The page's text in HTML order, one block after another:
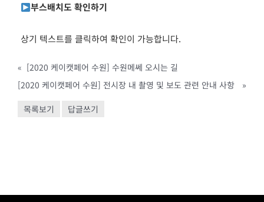
부스배치도 확인하기
상기 텍스트를 클릭하여 확인이 가능합니다.
« [2020 케이캣페어 수원] 수원메쎄 오시는 길
[2020 케이캣페어 수원] 전시장 내 촬영 및 보도 관련 안내 사항
»
목록보기 답글쓰기